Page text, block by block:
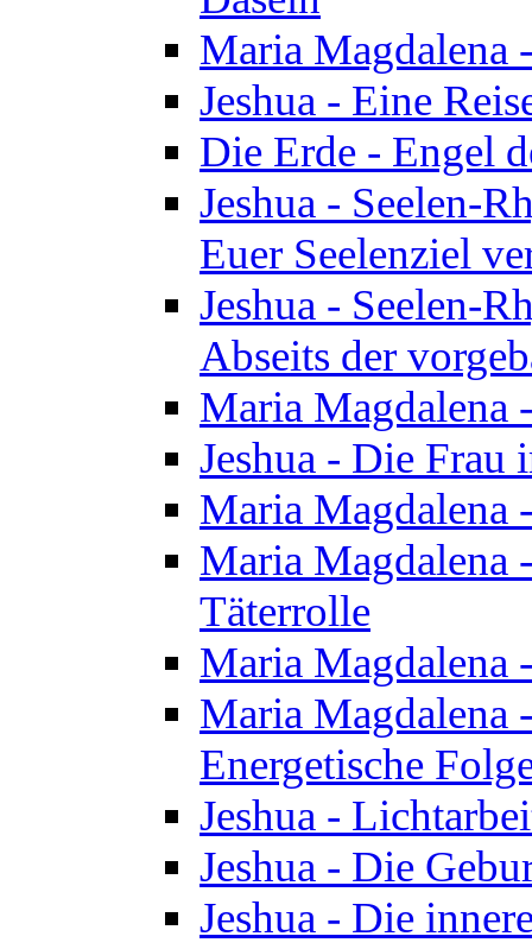
Maria Magdalena
Jeshua - Eine
Die Erde - Engel
Jeshua - Seelen-
Euer Seelenziel
Jeshua - Seelen-
Abseits der
Maria Magdalena
Jeshua - Die Frau
Maria Magdalena
Maria Magdalena
Täterrolle
Maria Magdalena
Maria Magdalena
Energetische
Jeshua -
Jeshua - Die
Jeshua - Die